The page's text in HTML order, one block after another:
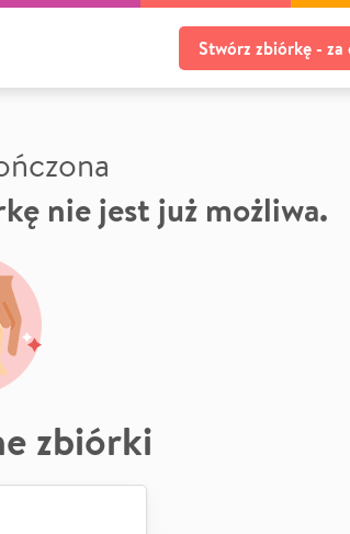
Stwórz zbiórkę - za
nie jest już możliwa.
zbiórki